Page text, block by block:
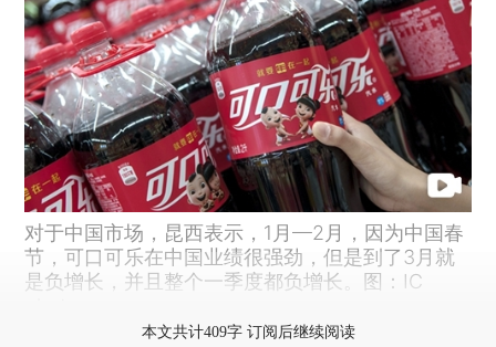
对于中国市场，昆西表示，1月—2月，因为中国春
节，可口可乐在中国业绩很强劲，但是到了3月就
是负增长，并且整个一季度都负增长。图：IC
本文共计409字 订阅后继续阅读